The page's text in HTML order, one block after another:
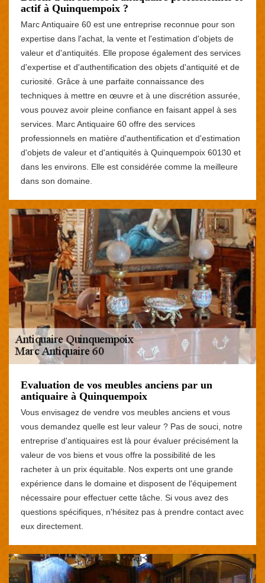
actif à Quinquempoix ?
Marc Antiquaire 60 est une entreprise reconnue pour son
expertise dans l'achat, la vente et l'estimation d'objets de
valeur et d'antiquités. Elle propose également des services
d'expertise et d'authentification des objets d'antiquité et de
curiosité. Grâce à une parfaite connaissance des
techniques à mettre en œuvre et à une discrétion assurée,
vous pouvez avoir pleine confiance en faisant appel à ses
services. Marc Antiquaire 60 offre des services
professionnels en matière d'authentification et d'estimation
d'objets de valeur et d'antiquités à Quinquempoix 60130 et
dans les environs. Elle est considérée comme la meilleure
dans son domaine.
Evaluation de vos meubles anciens par un
antiquaire à Quinquempoix
Vous envisagez de vendre vos meubles anciens et vous
vous demandez quelle est leur valeur ? Pas de souci, notre
entreprise d'antiquaires est là pour évaluer précisément la
valeur de vos biens et vous offre la possibilité de les
racheter à un prix équitable. Nos experts ont une grande
expérience dans le domaine et disposent de l'équipement
nécessaire pour effectuer cette tâche. Si vous avez des
questions spécifiques, n'hésitez pas à prendre contact avec
eux directement.